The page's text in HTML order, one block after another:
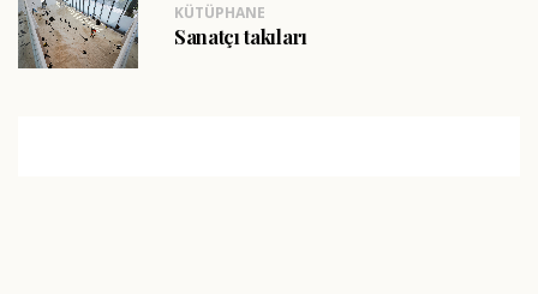
KÜTÜPHANE
Sanatçı takıları